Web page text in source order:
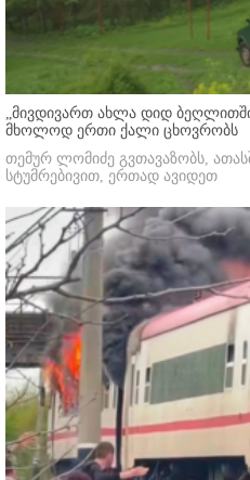
„მივდივართ ახლა დიდ
მხოლოდ ერთი ქალი ცხოვრობს
თემურ ლომიძე გვთავაზობს,
სტუმრებივით, ერთად ავიდეთ